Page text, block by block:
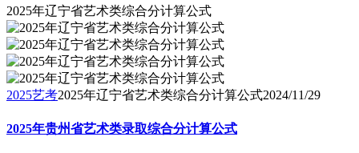
2025年辽宁省艺术类综合分计算公式
2025艺考2025年辽宁省艺术类综合分计算公式2024/11/29
2025年贵州省艺术类录取综合分计算公式